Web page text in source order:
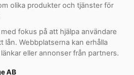
olika produkter och tjänster för
fokus på att hjälpa användare
lån. Webbplatserna kan erhålla
eller annonser från partners.
AB